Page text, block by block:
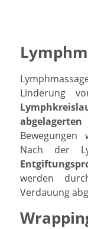
Linderung
Nach der
werden
Verdauung